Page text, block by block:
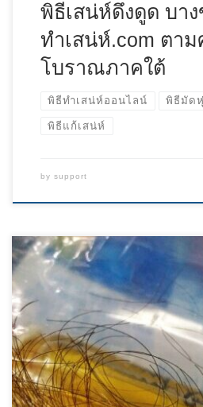
พิธีเสน่ห์ดึงดูด บา
ทําเสน่ห์.com ตาม
โบราณภาคใต้
พิธีทำเสน่ห์ออนไลน์ พิธีมัด
พิธีแก้เสน่ห์
by support